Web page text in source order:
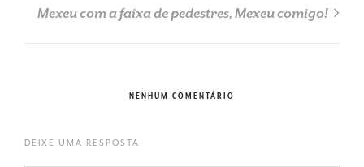
Mexeu com a faixa de pedestres, Mexeu comigo!
NENHUM COMENTÁRIO
DEIXE UMA RESPOSTA